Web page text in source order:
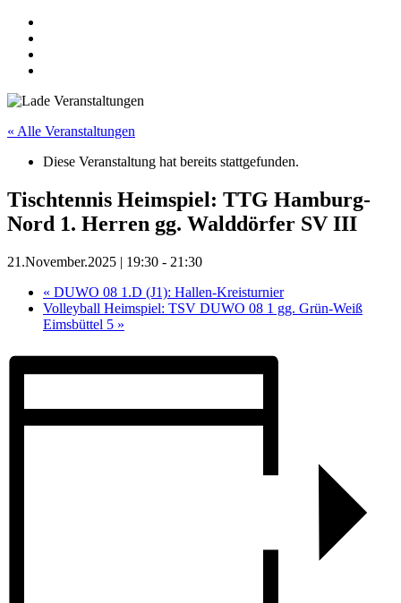
« Alle Veranstaltungen
Diese Veranstaltung hat bereits stattgefunden.
Tischtennis Heimspiel: TTG Hamburg-
Nord 1. Herren gg. Walddörfer SV III
21.November.2025 | 19:30 - 21:30
« DUWO 08 1.D (J1): Hallen-Kreisturnier
Volleyball Heimspiel: TSV DUWO 08 1 gg. Grün-Weiß
Eimsbüttel 5 »